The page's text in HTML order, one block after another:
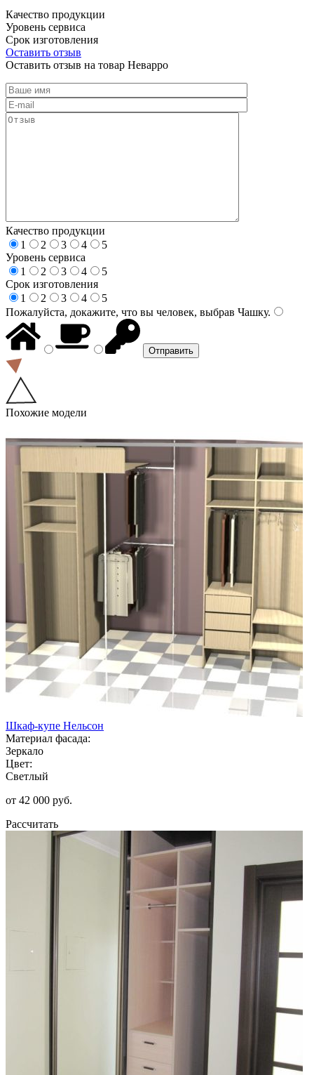
Качество продукции
Уровень сервиса
Срок изготовления
Оставить отзыв
Оставить отзыв на товар Неварро
Качество продукции
1
2 3 4
5
Уровень сервиса
1
2 3 4
5
Срок изготовления
1
2 3 4
5
Пожалуйста, докажите, что вы человек, выбрав Чашку.
Похожие модели
Шкаф-купе Нельсон
Материал фасада:
Зеркало
Цвет:
Светлый
от 42 000 руб.
Рассчитать